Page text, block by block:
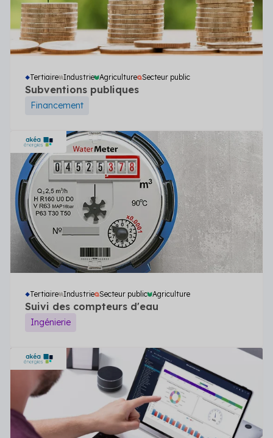
Tertiaire Industrie Agriculture Secteur public
Subventions publiques
Financement
Tertiaire Industrie Secteur public Agriculture
Suivi des compteurs d'eau
Ingénierie